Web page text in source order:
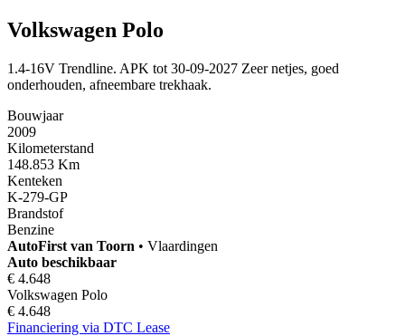
Volkswagen Polo
1.4-16V Trendline. APK tot 30-09-2027 Zeer netjes, goed
onderhouden, afneembare trekhaak.
Bouwjaar
2009
Kilometerstand
148.853 Km
Kenteken
K-279-GP
Brandstof
Benzine
AutoFirst van Toorn • Vlaardingen
Auto beschikbaar
€ 4.648
Volkswagen Polo
€ 4.648
Financiering via DTC Lease